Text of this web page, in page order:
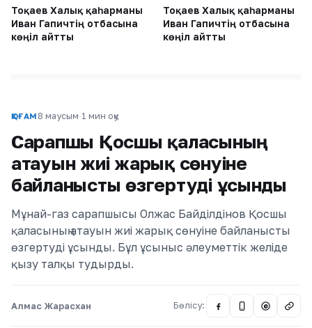
Тоқаев Халық қаһарманы
Иван Гапичтің отбасына
көңіл айтты
Тоқаев Халық қаһарманы
Иван Гапичтің отбасына
көңіл айтты
ҚОҒАМ 8 маусым·1 мин оқу
Сарапшы Қосшы қаласының
атауын жиі жарық сөнуіне
байланысты өзгертуді ұсынды
Мұнай-газ сарапшысы Олжас Байділдінов Қосшы
қаласының атауын жиі жарық сөнуіне байланысты
өзгертуді ұсынды. Бұл ұсыныс әлеуметтік желіде
қызу талқы тудырды.
Алмас Жарасхан Бөлісу: @